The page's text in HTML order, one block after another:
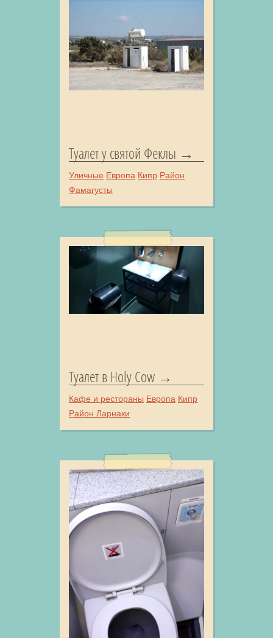
Туалет у святой Феклы
Уличные Европа Кипр Район
Фамагусты
Туалет в Holy Cow
Кафе и рестораны Европа Кипр
Район Ларнаки